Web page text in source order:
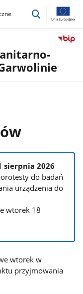
przejdź
sierpnia 2026
do badań
urządzenia do
wtorek 18
wtorek w
przyjmowania